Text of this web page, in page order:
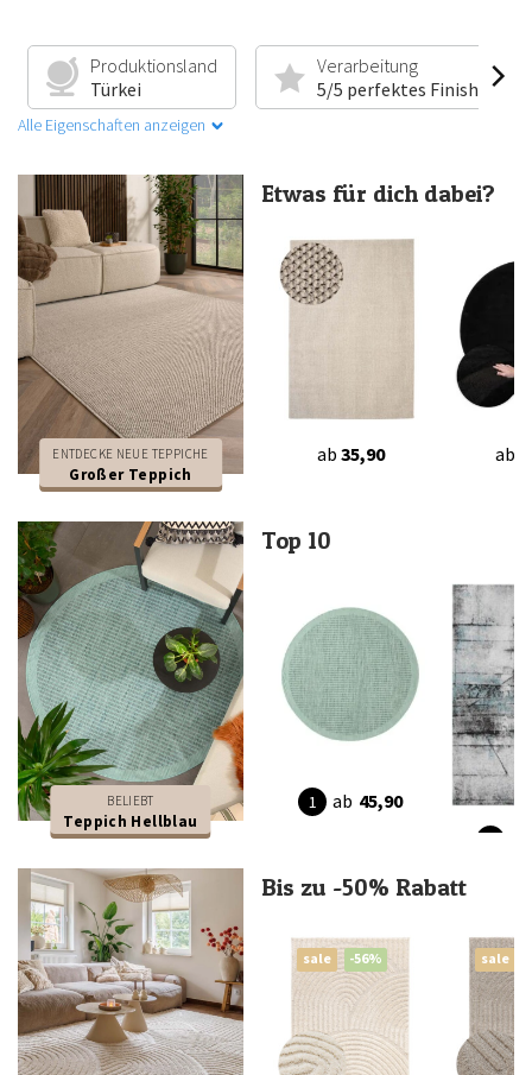
Produktionsland
Türkei
Verarbeitung
5/5 perfektes Finish
Alle Eigenschaften anzeigen
ENTDECKE NEUE TEPPICHE
Großer Teppich
Etwas für dich dabei?
ab 35,90 ab
BELIEBT
Teppich Hellblau
Top 10
ab 45,90
Bis zu -50% Rabatt
sale -56% sale